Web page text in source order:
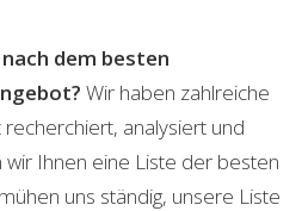
dem besten
Wir haben zahlreiche
analysiert und
wir Ihnen eine Liste der besten
uns ständig, unsere Liste